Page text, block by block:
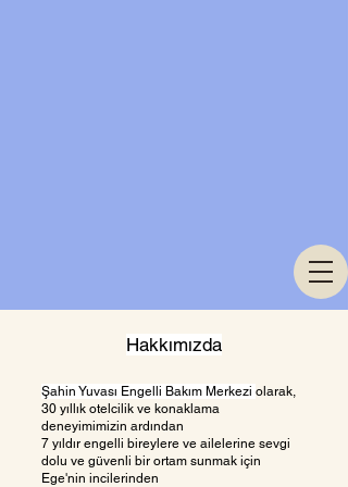
Hakkımızda
Şahin Yuvası Engelli Bakım Merkezi olarak,
30 yıllık otelcilik ve konaklama
deneyimimizin ardından
7 yıldır engelli bireylere ve ailelerine sevgi
dolu ve güvenli bir ortam sunmak için
Ege'nin incilerinden